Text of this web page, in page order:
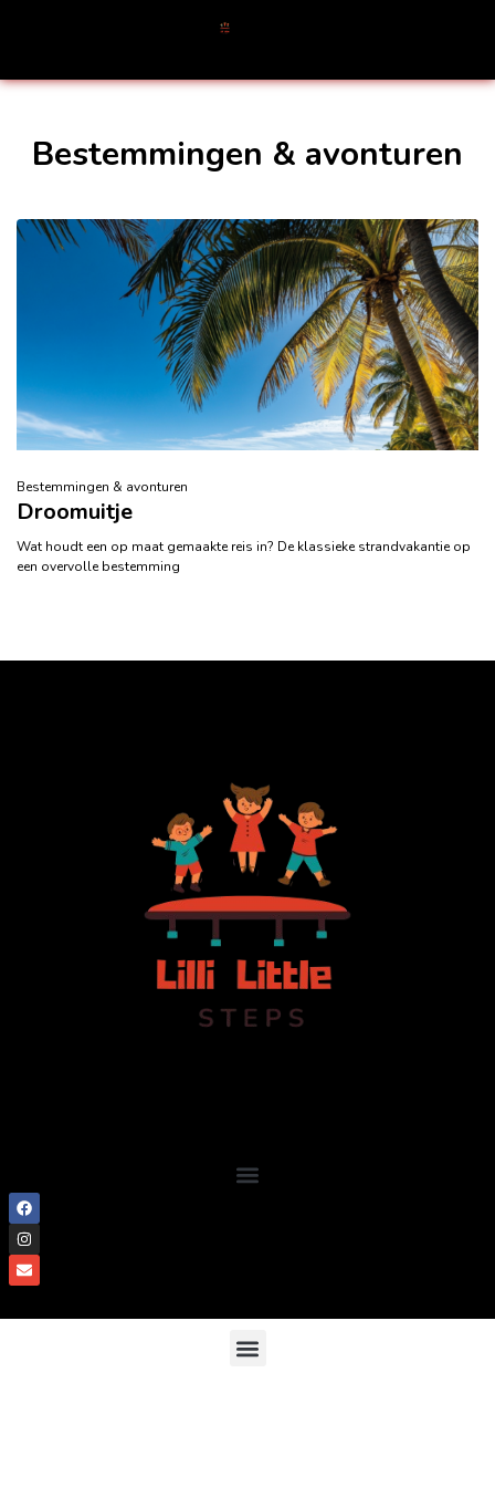
Bestemmingen & avonturen
Bestemmingen & avonturen
Droomuitje
Wat houdt een op maat gemaakte reis in? De klassieke strandvakantie op
een overvolle bestemming